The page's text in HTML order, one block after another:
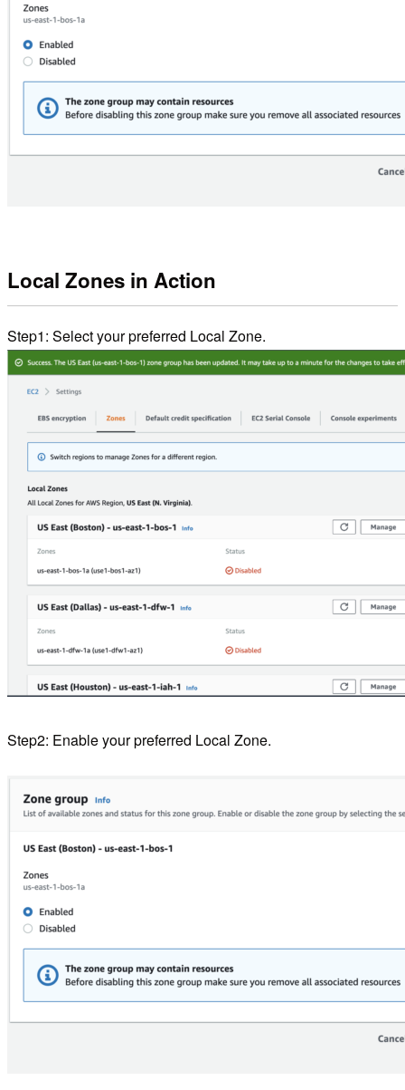
Local Zones in Action
Step1: Select your preferred Local Zone.
Step2: Enable your preferred Local Zone.